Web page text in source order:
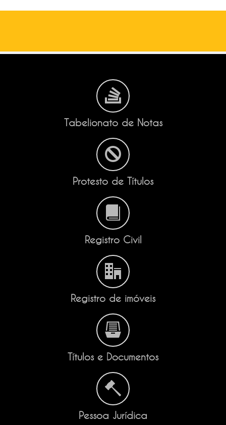
Tabelionato de Notas
Protesto de Títulos
Registro Civil
Registro de imóveis
Títulos e Documentos
Pessoa Jurídica